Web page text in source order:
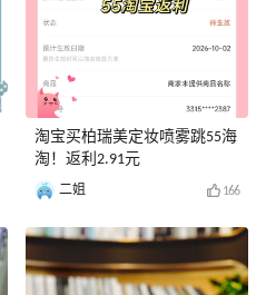
淘宝买柏瑞美定妆喷雾跳55海
淘！返利2.91元
二姐 166